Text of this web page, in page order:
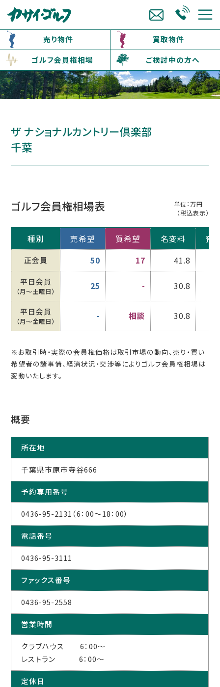
売り物件
買取物件
ゴルフ会員権相場
ご検討中の方へ
ザ ナショナルカントリー倶楽部
千葉
ゴルフ会員権相場表
単位：万円
（税込表示）
種別 売希望 買希望 名変料 預
正会員 50 17 41.8
平日会員
（月〜土曜日） 25 - 30.8
平日会員
（月〜金曜日） - 相談 30.8
※お取引時・実際の会員権価格は取引市場の動向、売り・買い
希望者の諸事情、経済状況・交渉等によりゴルフ会員権相場は
変動いたします。
概要
所在地
千葉県市原市寺谷666
予約専用番号
0436-95-2131（6：00～18：00）
電話番号
0436-95-3111
ファックス番号
0436-95-2558
営業時間
クラブハウス 6：00～
レストラン 6：00～
定休日